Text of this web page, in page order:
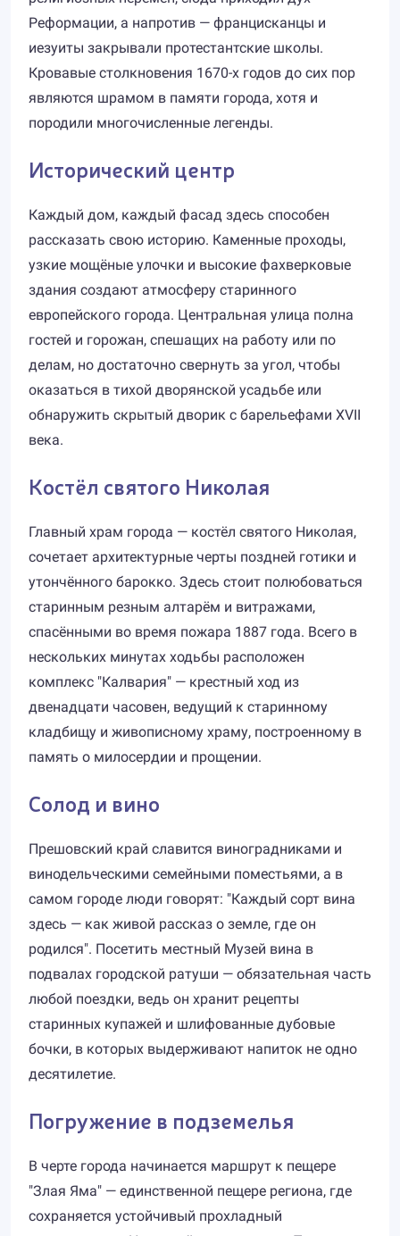
Реформации, а напротив — францисканцы и
иезуиты закрывали протестантские школы.
Кровавые столкновения 1670-х годов до сих пор
являются шрамом в памяти города, хотя и
породили многочисленные легенды.
Исторический центр
Каждый дом, каждый фасад здесь способен
рассказать свою историю. Каменные проходы,
узкие мощёные улочки и высокие фахверковые
здания создают атмосферу старинного
европейского города. Центральная улица полна
гостей и горожан, спешащих на работу или по
делам, но достаточно свернуть за угол, чтобы
оказаться в тихой дворянской усадьбе или
обнаружить скрытый дворик с барельефами XVII
века.
Костёл святого Николая
Главный храм города — костёл святого Николая,
сочетает архитектурные черты поздней готики и
утончённого барокко. Здесь стоит полюбоваться
старинным резным алтарём и витражами,
спасёнными во время пожарa 1887 года. Всего в
нескольких минутах ходьбы расположен
комплекс "Калвария" — крестный ход из
двенадцати часовен, ведущий к старинному
кладбищу и живописному храму, построенному в
память о милосердии и прощении.
Солод и вино
Прешовский край славится виноградниками и
винодельческими семейными поместьями, а в
самом городе люди говорят: "Каждый сорт вина
здесь — как живой рассказ о земле, где он
родился". Посетить местный Музей вина в
подвалах городской ратуши — обязательная часть
любой поездки, ведь он хранит рецепты
старинных купажей и шлифованные дубовые
бочки, в которых выдерживают напиток не одно
десятилетие.
Погружение в подземелья
В черте города начинается маршрут к пещере
"Злая Яма" — единственной пещере региона, где
сохраняется устойчивый прохладный